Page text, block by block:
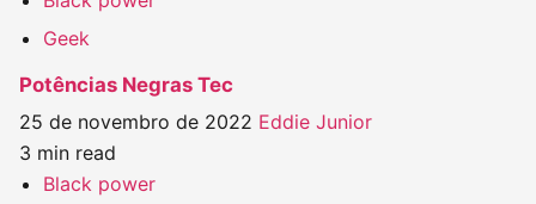
Geek
Potências Negras Tec
25 de novembro de 2022 Eddie Junior
3 min read
Black power